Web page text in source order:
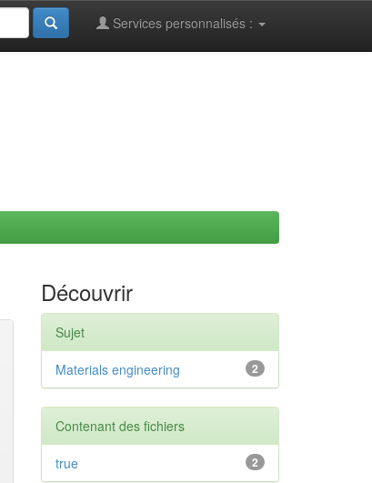
Services personnalisés :
Découvrir
Sujet
2
Materials engineering
Contenant des fichiers
2
true